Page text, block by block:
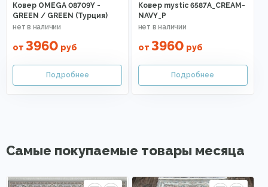
Ковер OMEGA 08709Y -
GREEN / GREEN (Турция)
от 3960 руб
Ковер mystic 6587A_CREAM-
NAVY_P
от 3960 руб
Самые покупаемые товары месяца